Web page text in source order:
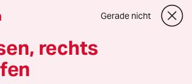
und Vertriebs GmbH
Gerade nicht
rechts